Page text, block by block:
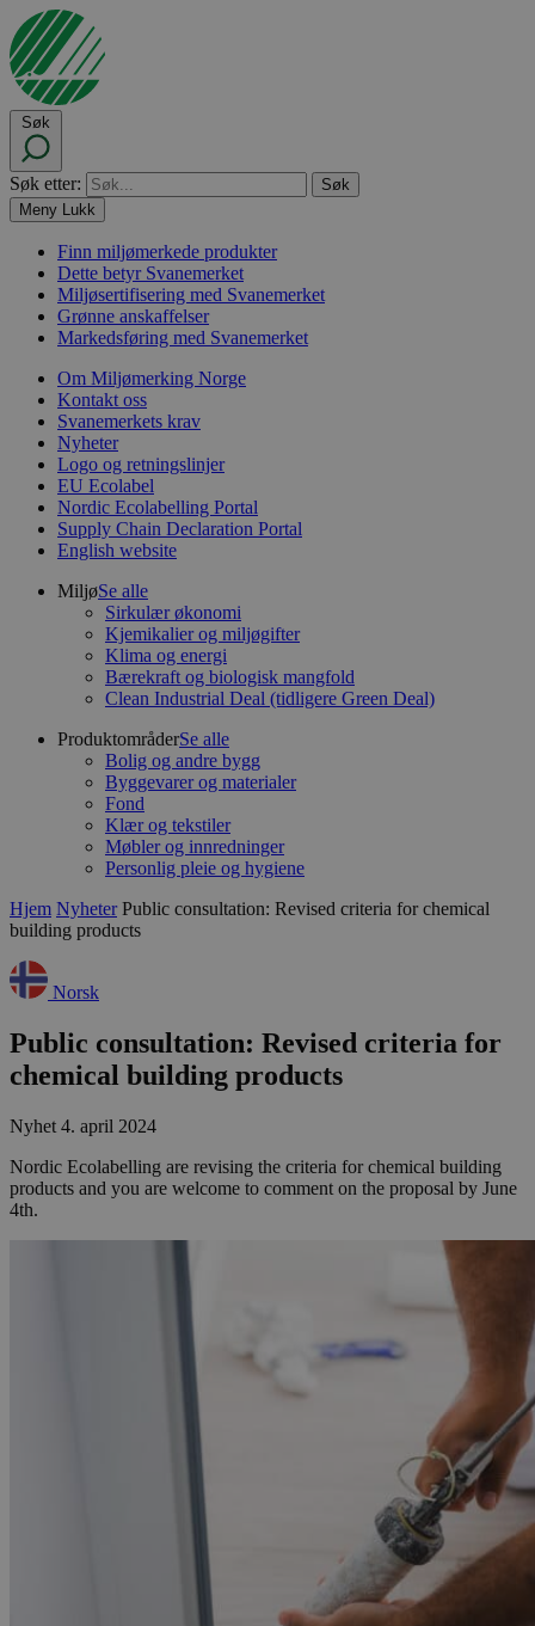
Søk
Søk etter:
Meny Lukk
Finn miljømerkede produkter
Dette betyr Svanemerket
Miljøsertifisering med Svanemerket
Grønne anskaffelser
Markedsføring med Svanemerket
Om Miljømerking Norge
Kontakt oss
Svanemerkets krav
Nyheter
Logo og retningslinjer
EU Ecolabel
Nordic Ecolabelling Portal
Supply Chain Declaration Portal
English website
MiljøSe alle
Sirkulær økonomi
Kjemikalier og miljøgifter
Klima og energi
Bærekraft og biologisk mangfold
Clean Industrial Deal (tidligere Green Deal)
ProduktområderSe alle
Bolig og andre bygg
Byggevarer og materialer
Fond
Klær og tekstiler
Møbler og innredninger
Personlig pleie og hygiene
Hjem Nyheter Public consultation: Revised criteria for chemical
building products
Norsk
Public consultation: Revised criteria for
chemical building products
Nyhet 4. april 2024
Nordic Ecolabelling are revising the criteria for chemical building
products and you are welcome to comment on the proposal by June
4th.